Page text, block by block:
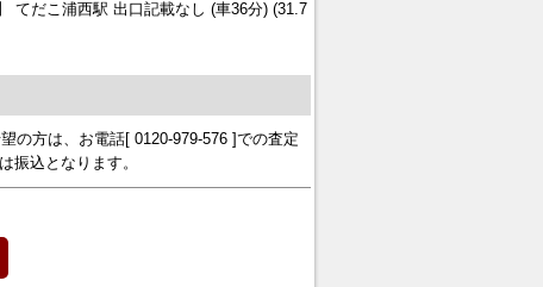
てだこ浦西駅 出口記載なし (車36分) (31.7
の方は、お電話[ 0120-979-576 ]での査定
振込となります。